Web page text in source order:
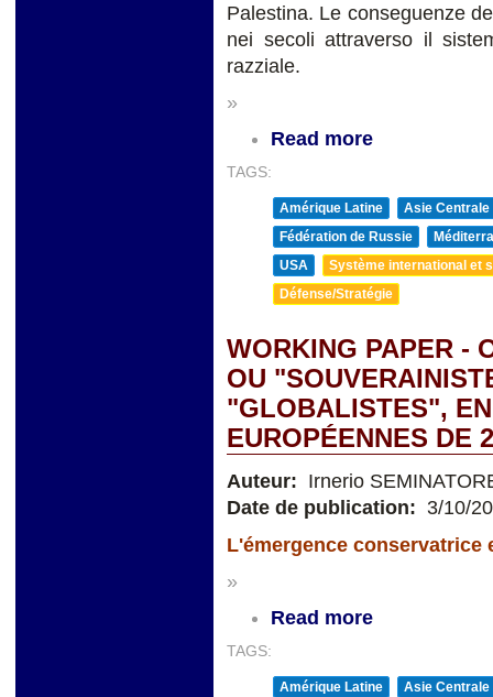
Palestina. Le conseguenze
nei secoli attraverso il
razziale.
»
Read more
TAGS:
Amérique Latine
Asie Centrale
Fédération de Russie
USA
Système international et
Défense/Stratégie
WORKING PAPER -
OU
"GLOBALISTES",
EUROPÉENNES DE
Auteur: Irnerio
Date de publication: 3/10/
L'émergence conservatrice
»
Read more
TAGS:
Amérique Latine
Asie Centrale